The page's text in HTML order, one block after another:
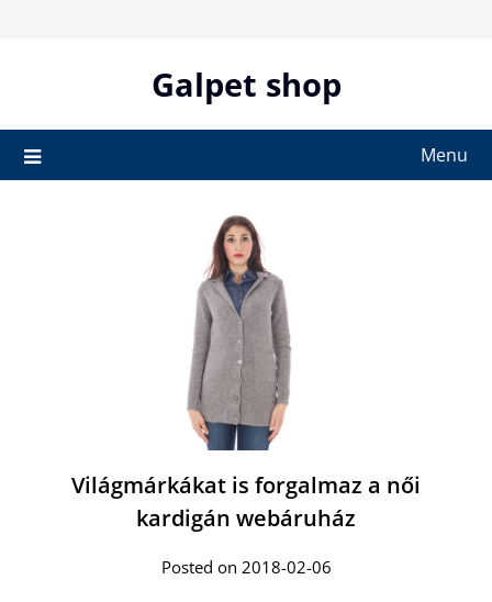
Galpet shop
Menu
Világmárkákat is forgalmaz a női
kardigán webáruház
Posted on 2018-02-06